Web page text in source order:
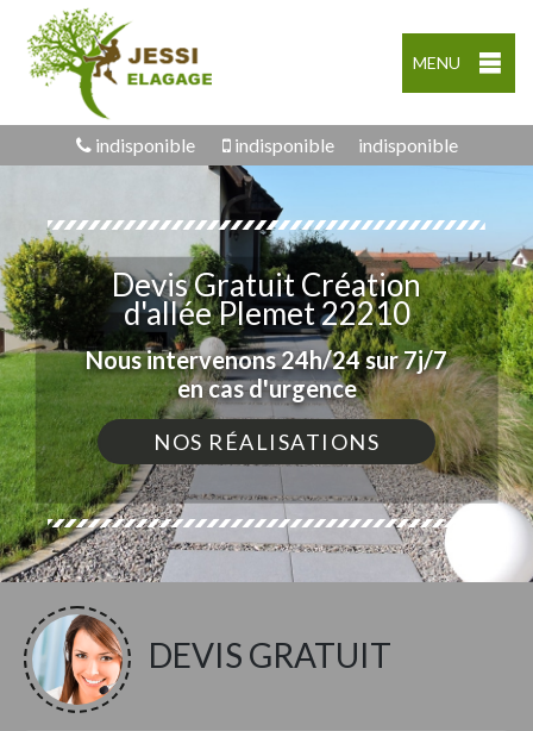
MENU
indisponible indisponible indisponible
Devis Gratuit Création
d'allée Plemet 22210
Nous intervenons 24h/24 sur 7j/7
en cas d'urgence
NOS RÉALISATIONS
DEVIS GRATUIT